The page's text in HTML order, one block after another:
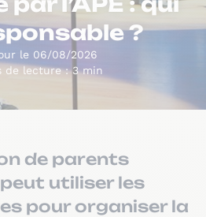
?
le 06/08/2026
de lecture : 3 min
de parents
peut utiliser les
pour organiser la